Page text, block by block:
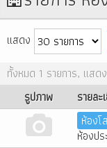
แสดง
ทั้งหมด 1 รายการ, แสด
รูปภาพ
รายละ
ห้อง
ห้องป